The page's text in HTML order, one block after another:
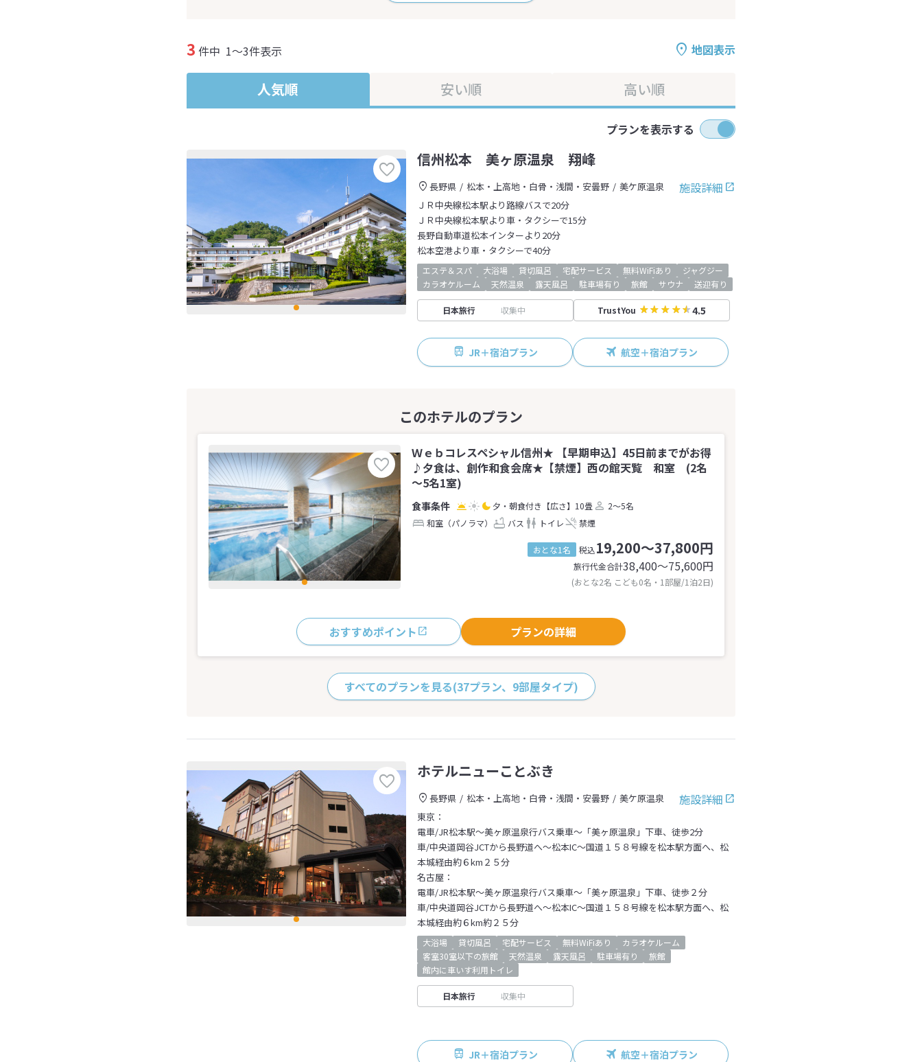
地図表示
3 件中 1～3件表示
人気順 安い順 高い順
プランを表示する
信州松本 美ヶ原温泉 翔峰
施設詳細
長野県 松本・上高地・白骨・浅間・安曇野
美ケ原温泉
ＪＲ中央線松本駅より路線バスで20分
ＪＲ中央線松本駅より車・タクシーで15分
長野自動車道松本インターより20分
松本空港より車・タクシーで40分
エステ＆スパ 大浴場 貸切風呂 宅配サービス 無料WiFiあり
ジャグジー
カラオケルーム
天然温泉 露天風呂 駐車場有り 旅館 サウナ 送迎有り
日本旅行 収集中 TrustYou 4.5
JR＋宿泊プラン 航空＋宿泊プラン
Ｗｅｂコレスペシャル信州★ 【早期申込】45日前までがお得
♪夕食は、創作和食会席★【禁煙】西の館天覧 和室 (2名
～5名1室)
夕・朝食付き 【広さ】10畳
2～5名
和室（パノラマ）
バス トイレ 禁煙
おとな1名 税込19,200～37,800円
旅行代金合計38,400〜75,600円
(おとな2名 こども0名・1部屋/1泊2日)
おすすめポイント プランの詳細
すべてのプランを見る(37プラン、9部屋タイプ)
ホテルニューことぶき
施設詳細
長野県 松本・上高地・白骨・浅間・安曇野
美ケ原温泉
東京：
電車/JR松本駅～美ヶ原温泉行バス乗車～「美ヶ原温泉」下車、徒歩2分
車/中央道岡谷JCTから長野道へ～松本IC～国道１５８号線を松本駅方面へ、松
本城経由約６km２５分
名古屋：
電車/JR松本駅～美ヶ原温泉行バス乗車～「美ヶ原温泉」下車、徒歩２分
車/中央道岡谷JCTから長野道へ～松本IC～国道１５８号線を松本駅方面へ、松
本城経由約６km約２５分
大浴場 貸切風呂 宅配サービス 無料WiFiあり
カラオケルーム
客室30室以下の旅館
天然温泉 露天風呂 駐車場有り
旅館
館内に車いす利用トイレ
日本旅行 収集中
JR＋宿泊プラン 航空＋宿泊プラン